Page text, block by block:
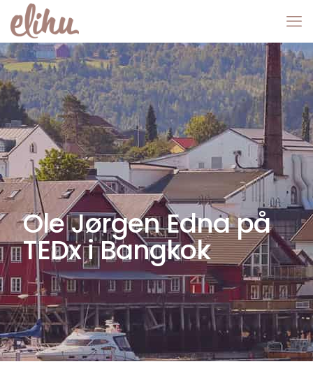
Ole Jørgen Edna på
TEDx i Bangkok